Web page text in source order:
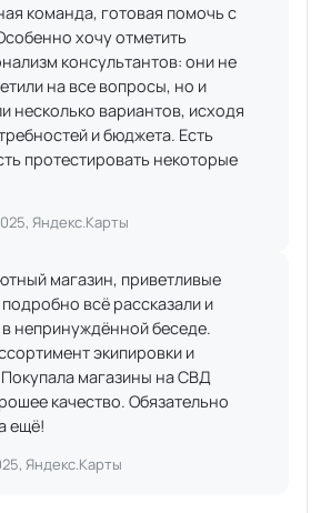
команда, готовая помочь с
хочу отметить
консультантов: они не
на все вопросы, но и
несколько вариантов, исходя
и бюджета. Есть
протестировать некоторые
Яндекс.Карты
магазин, приветливые
всё рассказали и
непринуждённой беседе.
экипировки и
магазины на СВД
качество. Обязательно
ещё!
Яндекс.Карты